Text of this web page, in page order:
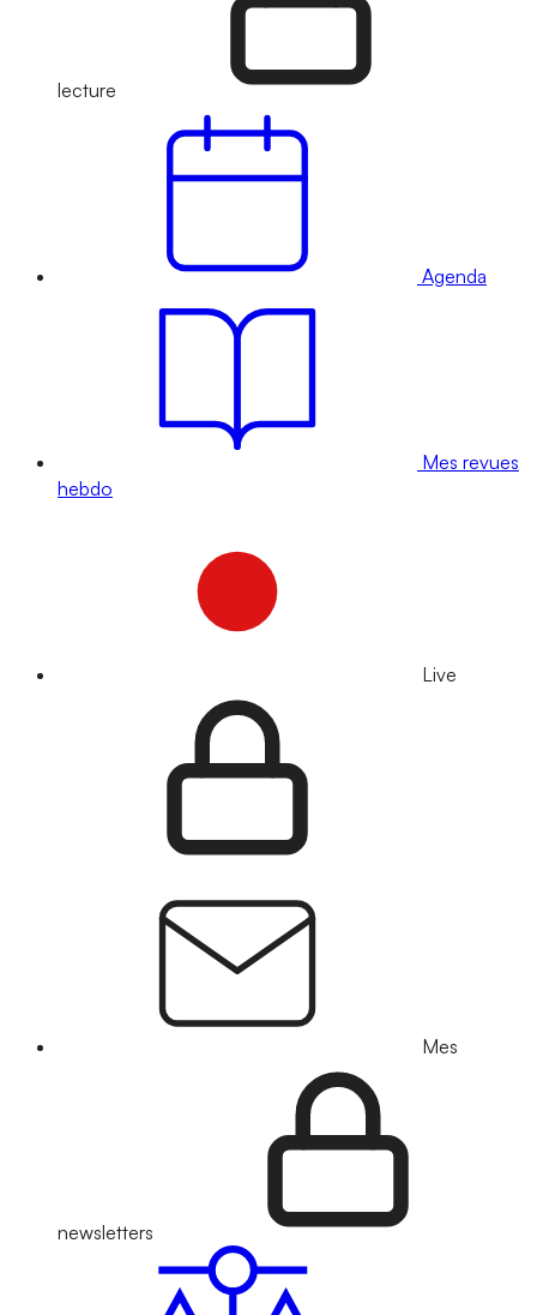
lecture
Agenda
Mes revues
hebdo
Live
Mes
newsletters